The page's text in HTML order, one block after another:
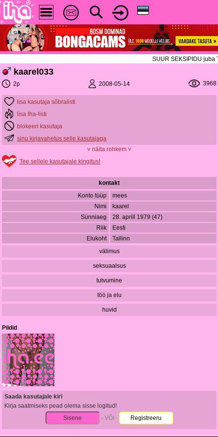
SUUR SEKSIPIDU juba
kaarel033
2p 2008-05-14 3968
lisa kasutaja sõbralisti
lisa Iha-listi
blokeeri kasutaja
sinu kirjavahetus selle kasutajaga
˅ näita rohkem ˅
Tee sellele kasutajale kingitus!
kontakt
Konto tüüp
mees
Nimi
kaarel
Sünniaeg
28. aprill 1979 (47)
Riik
Eesti
Elukoht
Tallinn
välimus
seksuaalsus
tutvumine
töö ja elu
huvid
Pildid
Saada kasutajale kiri
Kirja saatmiseks pead olema sisse logitud!
Sisene
- VÕI - Registreeru